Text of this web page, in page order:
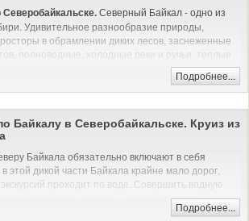
Северный Байкал - одно из
Удивительное разнообразие природы,
в обрамлении диких лесов, заснеженные
полноводные, холодные реки и ручьи, теплые
и, конечно, солнечные песчаные пляжи.
в Северобайкальске?Северный Байкал
диким и наиболее красивым местом Байкала.
с нетронутыми лесами, чистые и
рыба - все это Северный Байкал. Горы
красивы как никогда, здесь раздолье для
а заядлых рыбаков ждет первоклассная
Северный Байкал интересен
Подробнее...
Байкалу в Северобайкальске. Круиз из
Байкала обязательно включают в себя
этой дикой части Байкала крайне мало дорог,
проходит по воде. Совершить водную
различных водных транспортных
от бухты, в которую вы хотите отправиться и
Подробнее...